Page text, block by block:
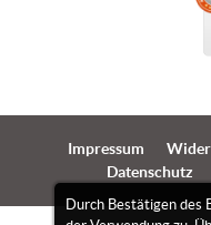
Durch Bestätigen des
Impressum
Datenschutz